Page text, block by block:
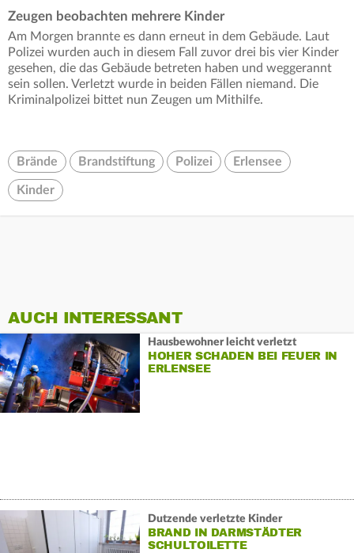
Zeugen beobachten mehrere Kinder
Am Morgen brannte es dann erneut in dem Gebäude. Laut
Polizei wurden auch in diesem Fall zuvor drei bis vier Kinder
gesehen, die das Gebäude betreten haben und weggerannt
sein sollen. Verletzt wurde in beiden Fällen niemand. Die
Kriminalpolizei bittet nun Zeugen um Mithilfe.
Brände Brandstiftung Polizei Erlensee
Kinder
AUCH INTERESSANT
Hausbewohner leicht verletzt
HOHER SCHADEN BEI FEUER IN
ERLENSEE
Dutzende verletzte Kinder
BRAND IN DARMSTÄDTER
SCHULTOILETTE